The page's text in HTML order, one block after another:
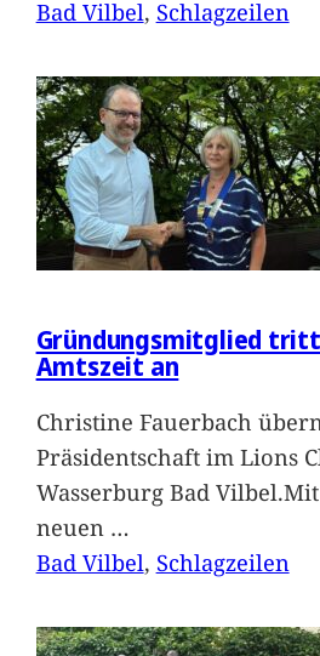
Bad Vilbel, Schlagzeilen
Gründungsmitglied
Amtszeit an
Christine Fauerbach
Präsidentschaft im Lions
Wasserburg Bad
neuen …
Bad Vilbel, Schlagzeilen